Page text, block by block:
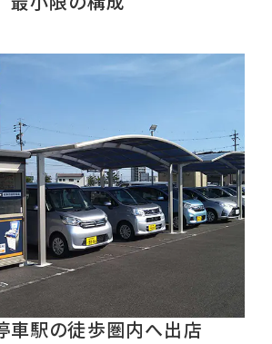
車駅の徒歩圏内へ出店